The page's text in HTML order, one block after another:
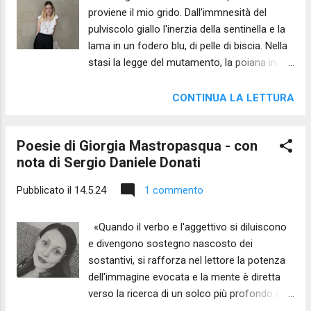
ruvida sotto la quale cola il miele della legge
del desiderio. E ci diciamo l’un l’altra in un
bisbiglio bambino quanto manchino ai nostri
passi le sabbie dei deserti della generazione.
pozzo, il sorriso arcano della Moabita, a
proviene il mio grido. Dall'immnesità del
pulviscolo giallo l'inerzia della sentinella e la
lama in un fodero blu, di pelle di biscia. Nella
stasi la legge del mutamento, la poiana in
contare del deserto i respiri. La voce che
perdono. Io sono figlio di sale, guardia
dell'abisso. Guardo e non mi è ormai
roccia piuttosto ed ascolta quanto laceri lo
muore. di Giorgia Mastropasqua A te vorrei
svelare il poco che ho capito rasenta
raramente le conquiste del senso condiviso,
è il cristallo di un';anima, mi dico. Nella notte
che avvampa il mattino ha inizio l'ultima
CONTINUA LA LETTURA
Poesie di Giorgia Mastropasqua - con
nota di Sergio Daniele Donati
Pubblicato il 14.5.24 1 commento
«Quando il verbo e l'aggettivo si diluiscono
e divengono sostegno nascosto dei
sostantivi, si rafforza nel lettore la potenza
dell'immagine evocata e la mente è diretta
verso la ricerca di un solco più profondo di